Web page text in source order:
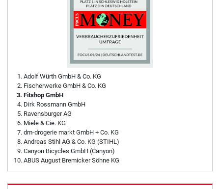
Adolf Würth GmbH & Co. KG
Fischerwerke GmbH & Co. KG
Fitshop GmbH
Dirk Rossmann GmbH
Ravensburger AG
Miele & Cie. KG
dm-drogerie markt GmbH + Co. KG
Andreas Stihl AG & Co. KG (STIHL)
Canyon Bicycles GmbH (Canyon)
ABUS August Bremicker Söhne KG